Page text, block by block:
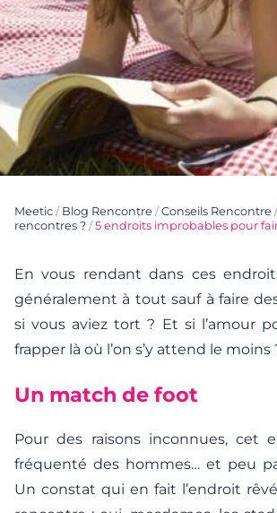
Meetic / Blog Rencontre /Conseils Rencontre
rencontres ? /5 endroits improbables pour
En vous rendant dans ces
généralement à tout sauf à faire
si vous aviez tort ? Et si l’amour
frapper là où l’on s’y attend le moins
Un match de foot
Pour des raisons inconnues, cet
fréquenté des hommes… et peu
Un constat qui en fait l’endroit